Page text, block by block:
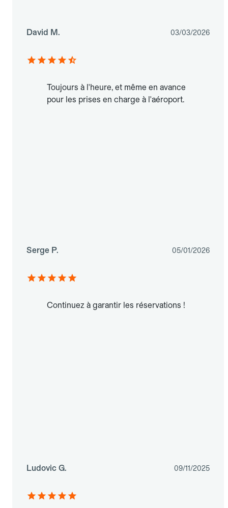
David M. 03/03/2026
Toujours à l'heure, et même en avance
pour les prises en charge à l'aéroport.
Serge P. 05/01/2026
Continuez à garantir les réservations !
Ludovic G. 09/11/2025